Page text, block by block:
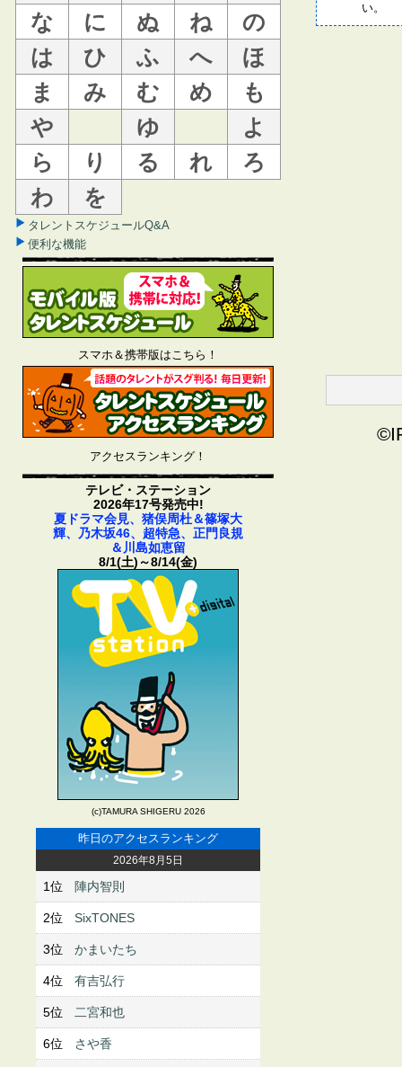
な
に ぬ ね
の
は
ひ ふ へ
ほ
ま
み む め
も
や
ゆ
よ
ら
り る れ
ろ
わ
を
タレントスケジュールQ&A
便利な機能
スマホ＆携帯版はこちら！
アクセスランキング！
テレビ・ステーション
2026年17号発売中!
夏ドラマ会見、猪俣周杜＆篠塚大
輝、乃木坂46、超特急、正門良規
＆川島如恵留
8/1(土)～8/14(金)
(c)TAMURA SHIGERU 2026
昨日のアクセスランキング
2026年8月5日
1位 陣内智則
2位 SixTONES
3位 かまいたち
4位 有吉弘行
5位 二宮和也
6位 さや香
い。